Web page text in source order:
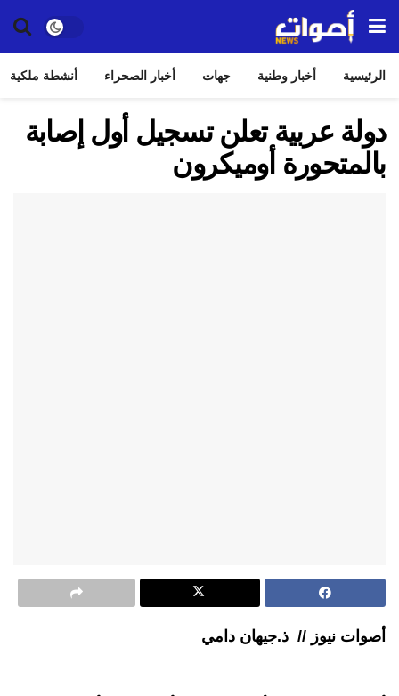
الرئيسية أخبار وطنية جهات أخبار الصحراء أنشطة ملكية
دولة عربية تعلن تسجيل أول إصابة
بالمتحورة أوميكرون
أصوات نيوز // ذ.جيهان دامي